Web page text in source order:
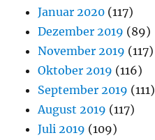
Januar 2020 (117)
Dezember 2019 (89)
November 2019 (117)
Oktober 2019 (116)
September 2019 (111)
August 2019 (117)
Juli 2019 (109)